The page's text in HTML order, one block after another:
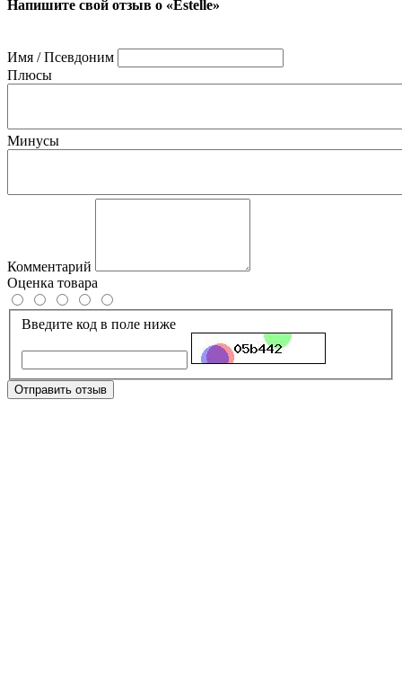
Напишите свой отзыв о «Estelle»
Имя / Псевдоним
Плюсы
Минусы
Комментарий
Оценка товара
Введите код в поле ниже
Отправить отзыв